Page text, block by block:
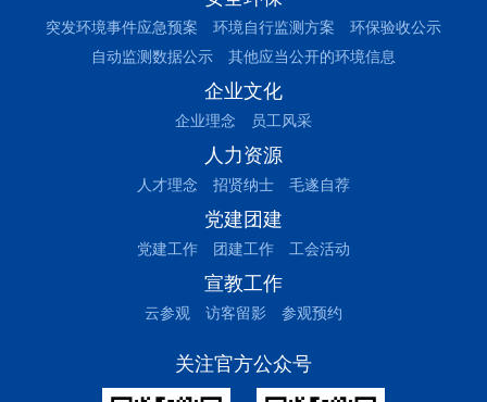
突发环境事件应急预案 环境自行监测方案
环保验收公示
自动监测数据公示
其他应当公开的环境信息
企业文化
企业理念 员工风采
人力资源
人才理念 招贤纳士 毛遂自荐
党建团建
党建工作 团建工作 工会活动
宣教工作
云参观 访客留影 参观预约
关注官方公众号